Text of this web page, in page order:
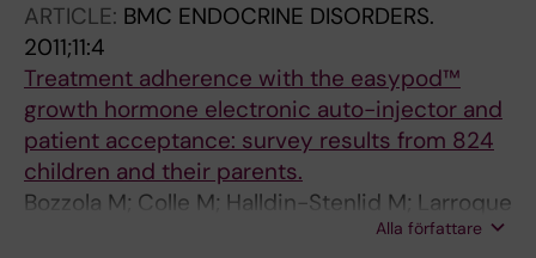
Struys E; von Dobeln U; Gustafsson CM;
Lundeberg J; Wedell A
ARTICLE: BMC ENDOCRINE DISORDERS.
2011;11:4
Treatment adherence with the easypod™
growth hormone electronic auto-injector and
patient acceptance: survey results from 824
children and their parents.
Bozzola M; Colle M; Halldin-Stenlid M; Larroque
S; Zignani M; easypod™ survey study group
Alla författare